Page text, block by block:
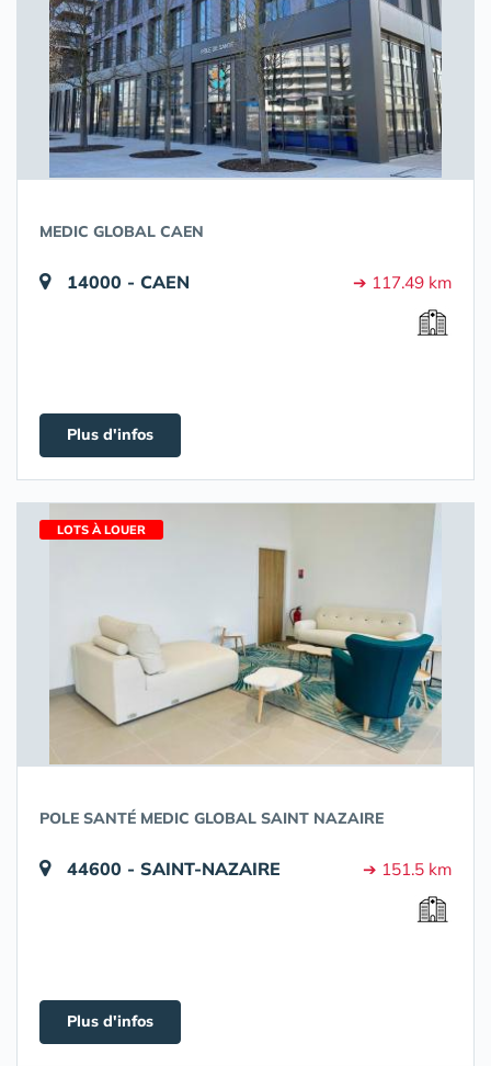
MEDIC GLOBAL CAEN
14000 - CAEN ➔ 117.49 km
Plus d'infos
LOTS À LOUER
POLE SANTÉ MEDIC GLOBAL SAINT NAZAIRE
44600 - SAINT-NAZAIRE ➔ 151.5 km
Plus d'infos